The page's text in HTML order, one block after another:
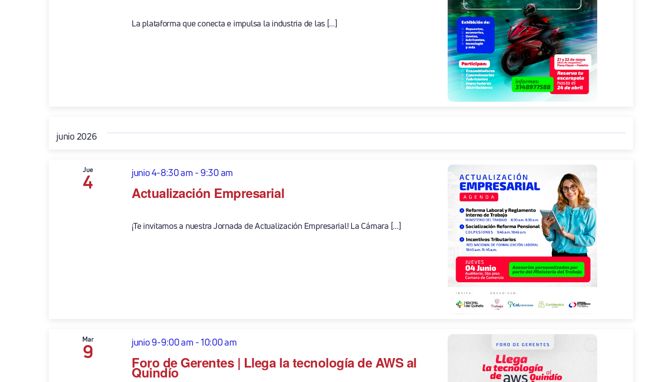
La plataforma que conecta e impulsa la industria de las [...]
junio 2026
Jue
4 Actualización Empresarial
junio 4-8:30 am -9:30 am
¡Te invitamos a nuestra Jornada de Actualización Empresarial! La Cámara [...]
Mar
9 Foro de Gerentes | Llega la tecnología de AWS al
Quindío
junio 9-9:00 am -10:00 am